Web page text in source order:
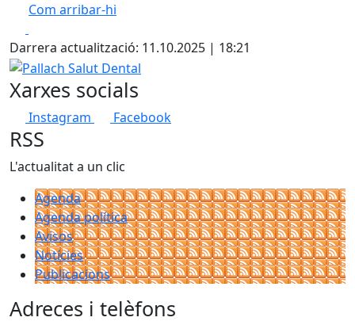
Com arribar-hi
+
−
Darrera actualització: 11.10.2025 | 18:21
Pallach Salut Dental
Xarxes socials
Instagram Facebook
RSS
L'actualitat a un clic
Agenda
Agenda política
Avisos
Notícies
Publicacions
Adreces i telèfons